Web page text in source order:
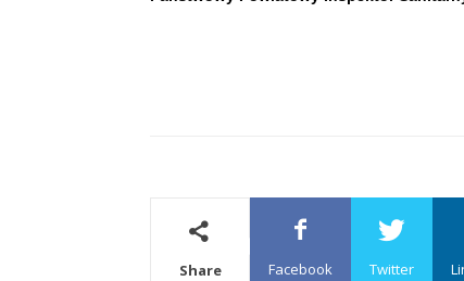
Share Facebook Twitter